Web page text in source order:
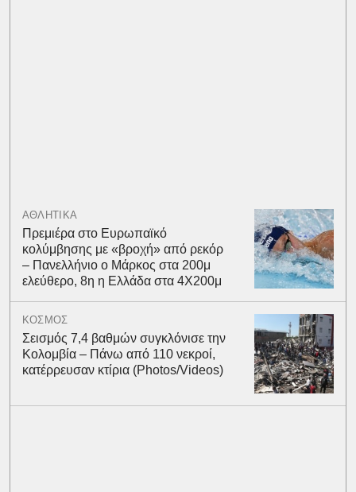
ΑΘΛΗΤΙΚΑ
Πρεμιέρα στο Ευρωπαϊκό
κολύμβησης με «βροχή» από ρεκόρ
– Πανελλήνιο ο Μάρκος στα 200μ
ελεύθερο, 8η η Ελλάδα στα 4Χ200μ
ΚΟΣΜΟΣ
Σεισμός 7,4 βαθμών συγκλόνισε την
Κολομβία – Πάνω από 110 νεκροί,
κατέρρευσαν κτίρια (Photos/Videos)